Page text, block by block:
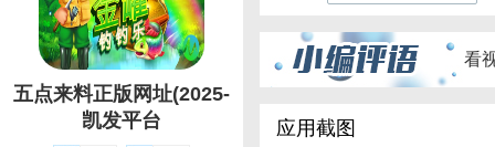
五点来料正版网址(2025-
凯发平台
看
应用截图